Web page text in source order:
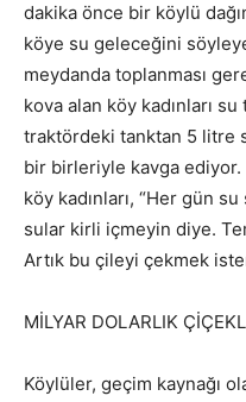
dakika önce bir köylü
köye su geleceğini
meydanda toplanması
kova alan köy kadınları
traktördeki tanktan 5 litre
bir birleriyle kavga
köy kadınları, “Her gün
sular kirli içmeyin diye.
Artık bu çileyi çekmek
MİLYAR DOLARLIK
Köylüler, geçim kaynağı